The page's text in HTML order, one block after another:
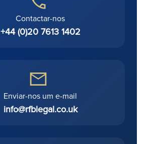
Contactar-nos
+44 (0)20 7613 1402
Enviar-nos um e-mail
info@rfblegal.co.uk